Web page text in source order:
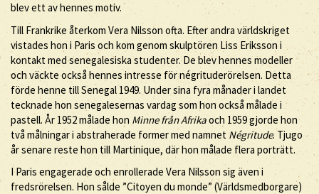
blev ett av hennes motiv.
Till Frankrike återkom Vera Nilsson ofta. Efter andra världskriget
vistades hon i Paris och kom genom skulptören Liss Eriksson i
kontakt med senegalesiska studenter. De blev hennes modeller
och väckte också hennes intresse för négrituderörelsen. Detta
förde henne till Senegal 1949. Under sina fyra månader i landet
tecknade hon senegalesernas vardag som hon också målade i
pastell. År 1952 målade hon Minne från Afrikaoch 1959 gjorde hon
två målningar i abstraherade former med namnet Négritude. Tjugo
år senare reste hon till Martinique, där hon målade flera porträtt.
I Paris engagerade och enrollerade Vera Nilsson sig även i
fredsrörelsen. Hon sålde ”Citoyen du monde” (Världsmedborgare)